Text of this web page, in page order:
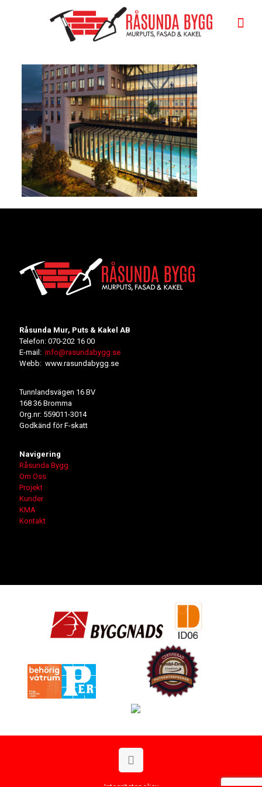
Råsunda Mur, Puts & Kakel AB
Telefon: 070-202 16 00
E-mail: info@rasundabygg.se
Webb: www.rasundabygg.se
Tunnlandsvägen 16 BV
168 36 Bromma
Org.nr: 559011-3014
Godkänd för F-skatt
Navigering
Råsunda Bygg
Om Oss
Projekt
Kunder
KMA
Kontakt